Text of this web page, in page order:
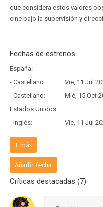
que considera estos valores
cine bajo la supervisión y
Fechas de estrenos
España:
- Castellano:
Vie, 11 Jul
- Castellano:
Mié, 15 Oct 2025
Estados Unidos:
- Inglés:
Vie, 11 Jul
Francia:
- Frances:
1 más
Añadir fecha
Críticas destacadas (7)